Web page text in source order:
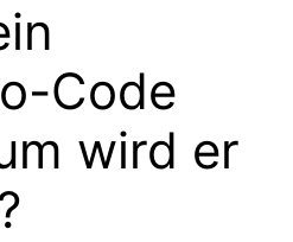
Code
wird er